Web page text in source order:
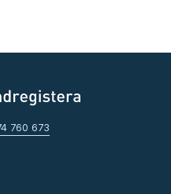
760 673